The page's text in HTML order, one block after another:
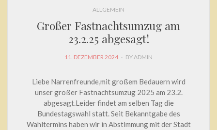
ALLGEMEIN
Großer Fastnachtsumzug am
23.2.25 abgesagt!
POSTED
11. DEZEMBER 2024 BYADMIN
Liebe Narrenfreunde,mit großem Bedauern wird
unser großer Fastnachtsumzug 2025 am 23.2.
abgesagt.Leider findet am selben Tag die
Bundestagswahl statt. Seit Bekanntgabe des
Wahltermins haben wir in Abstimmung mit der Stadt